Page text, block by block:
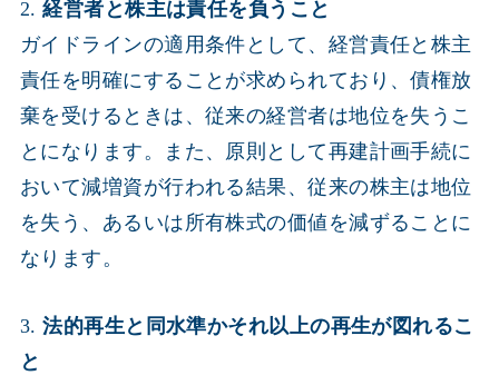
2.経営者と株主は責任を負うこと
ガイドラインの適用条件として、経営責任と株主
責任を明確にすることが求められており、債権放
棄を受けるときは、従来の経営者は地位を失うこ
とになります。また、原則として再建計画手続に
おいて減増資が行われる結果、従来の株主は地位
を失う、あるいは所有株式の価値を減ずることに
なります。
3.法的再生と同水準かそれ以上の再生が図れるこ
と